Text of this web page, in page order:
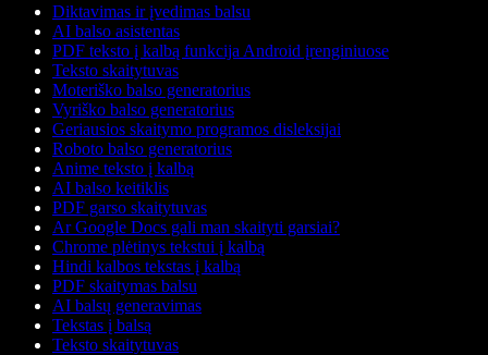
Diktavimas ir įvedimas balsu
AI balso asistentas
PDF teksto į kalbą funkcija Android įrenginiuose
Teksto skaitytuvas
Moteriško balso generatorius
Vyriško balso generatorius
Geriausios skaitymo programos disleksijai
Roboto balso generatorius
Anime teksto į kalbą
AI balso keitiklis
PDF garso skaitytuvas
Ar Google Docs gali man skaityti garsiai?
Chrome plėtinys tekstui į kalbą
Hindi kalbos tekstas į kalbą
PDF skaitymas balsu
AI balsų generavimas
Tekstas į balsą
Teksto skaitytuvas